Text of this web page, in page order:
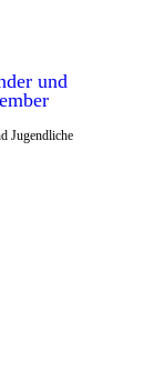
und
Jugendliche